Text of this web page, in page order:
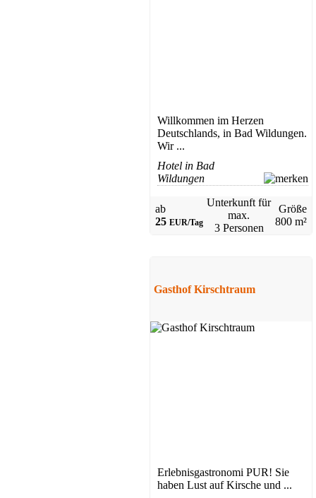
Willkommen im Herzen
Deutschlands, in Bad Wildungen.
Wir ...
Hotel in Bad
Wildungen
ab
25 EUR/Tag
Unterkunft für
max.
3 Personen
Größe
800 m²
Gasthof Kirschtraum
Erlebnisgastronomi PUR! Sie
haben Lust auf Kirsche und ...